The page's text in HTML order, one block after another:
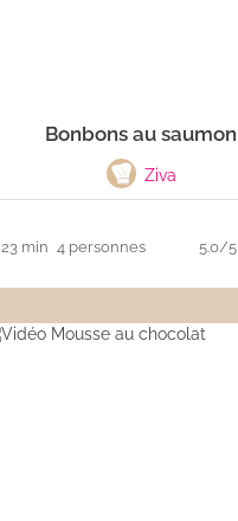
Bonbons au saumon
Ziva
23 min 4 personnes 5.0/5